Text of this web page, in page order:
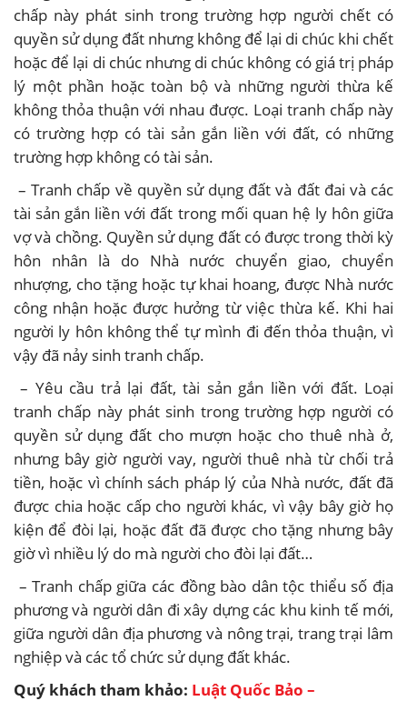
chấp này phát sinh trong trường hợp người chết có
quyền sử dụng đất nhưng không để lại di chúc khi chết
hoặc để lại di chúc nhưng di chúc không có giá trị pháp
lý một phần hoặc toàn bộ và những người thừa kế
không thỏa thuận với nhau được. Loại tranh chấp này
có trường hợp có tài sản gắn liền với đất, có những
trường hợp không có tài sản.
– Tranh chấp về quyền sử dụng đất và đất đai và các
tài sản gắn liền với đất trong mối quan hệ ly hôn giữa
vợ và chồng. Quyền sử dụng đất có được trong thời kỳ
hôn nhân là do Nhà nước chuyển giao, chuyển
nhượng, cho tặng hoặc tự khai hoang, được Nhà nước
công nhận hoặc được hưởng từ việc thừa kế. Khi hai
người ly hôn không thể tự mình đi đến thỏa thuận, vì
vậy đã nảy sinh tranh chấp.
– Yêu cầu trả lại đất, tài sản gắn liền với đất. Loại
tranh chấp này phát sinh trong trường hợp người có
quyền sử dụng đất cho mượn hoặc cho thuê nhà ở,
nhưng bây giờ người vay, người thuê nhà từ chối trả
tiền, hoặc vì chính sách pháp lý của Nhà nước, đất đã
được chia hoặc cấp cho người khác, vì vậy bây giờ họ
kiện để đòi lại, hoặc đất đã được cho tặng nhưng bây
giờ vì nhiều lý do mà người cho đòi lại đất…
– Tranh chấp giữa các đồng bào dân tộc thiểu số địa
phương và người dân đi xây dựng các khu kinh tế mới,
giữa người dân địa phương và nông trại, trang trại lâm
nghiệp và các tổ chức sử dụng đất khác.
Quý khách tham khảo: Luật Quốc Bảo –